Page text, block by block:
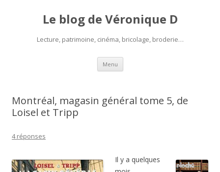
Le blog de Véronique D
Lecture, patrimoine, cinéma, bricolage, broderie…
Menu Aller
contenu
Montréal, magasin général tome 5, de
Loisel et Tripp
4 réponses
Il y a quelques